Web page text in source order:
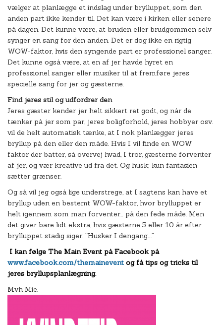
vælger at planlægge et indslag under brylluppet, som den
anden part ikke kender til. Det kan være i kirken eller senere
på dagen. Det kunne være, at bruden eller brudgommen selv
synger en sang for den anden. Det er dog ikke en rigtig
WOW-faktor, hvis den syngende part er professionel sanger.
Det kunne også være, at en af jer havde hyret en
professionel sanger eller musiker til at fremføre jeres
specielle sang for jer og gæsterne.
Find jeres stil og udfordrer den
Jeres gæster kender jer helt sikkert ret godt, og når de
tænker på jer som par, jeres boligforhold, jeres hobbyer osv.
vil de helt automatisk tænke, at I nok planlægger jeres
bryllup på den eller den måde. Hvis I vil finde en WOW
faktor der batter, så overvej hvad, I tror, gæsterne forventer
af jer, og vær kreative ud fra det. Og husk; kun fantasien
sætter grænser.
Og så vil jeg også lige understrege, at I sagtens kan have et
bryllup uden en bestemt WOW-faktor, hvor brylluppet er
helt igennem som man forventer… på den fede måde. Men
det giver bare lidt ekstra, hvis gæsterne 5 eller 10 år efter
brylluppet stadig siger: ”Husker I dengang….”
I kan følge The Main Event på Facebook på
www.facebook.com/themainevent og få tips og tricks til
jeres bryllupsplanlægning.
Mvh Mie.